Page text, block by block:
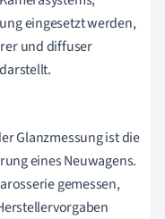
eingesetzt werden,
und diffuser
Glanzmessung ist die
eines Neuwagens.
gemessen,